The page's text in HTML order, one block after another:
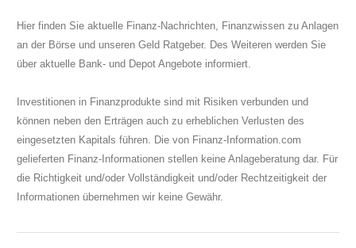
Hier finden Sie aktuelle Finanz-Nachrichten, Finanzwissen zu Anlagen
an der Börse und unseren Geld Ratgeber. Des Weiteren werden Sie
über aktuelle Bank- und Depot Angebote informiert.
Investitionen in Finanzprodukte sind mit Risiken verbunden und
können neben den Erträgen auch zu erheblichen Verlusten des
eingesetzten Kapitals führen. Die von Finanz-Information.com
gelieferten Finanz-Informationen stellen keine Anlageberatung dar. Für
die Richtigkeit und/oder Vollständigkeit und/oder Rechtzeitigkeit der
Informationen übernehmen wir keine Gewähr.